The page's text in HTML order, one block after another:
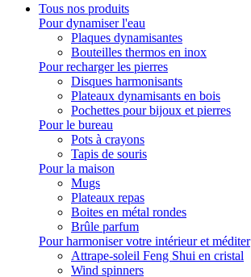
Tous nos produits
Pour dynamiser l'eau
Plaques dynamisantes
Bouteilles thermos en inox
Pour recharger les pierres
Disques harmonisants
Plateaux dynamisants en bois
Pochettes pour bijoux et pierres
Pour le bureau
Pots à crayons
Tapis de souris
Pour la maison
Mugs
Plateaux repas
Boites en métal rondes
Brûle parfum
Pour harmoniser votre intérieur et méditer
Attrape-soleil Feng Shui en cristal
Wind spinners